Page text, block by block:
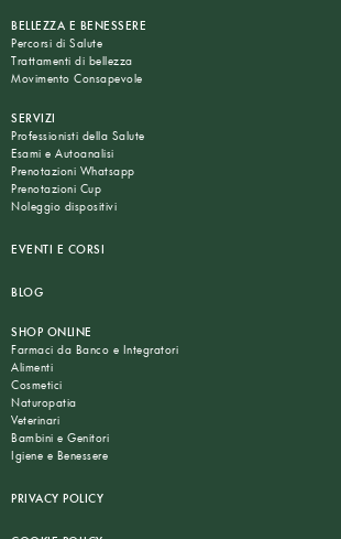
BELLEZZA E BENESSERE
Percorsi di Salute
Trattamenti di bellezza
Movimento Consapevole
SERVIZI
Professionisti della Salute
Esami e Autoanalisi
Prenotazioni Whatsapp
Prenotazioni Cup
Noleggio dispositivi
EVENTI E CORSI
BLOG
SHOP ONLINE
Farmaci da Banco e Integratori
Alimenti
Cosmetici
Naturopatia
Veterinari
Bambini e Genitori
Igiene e Benessere
PRIVACY POLICY